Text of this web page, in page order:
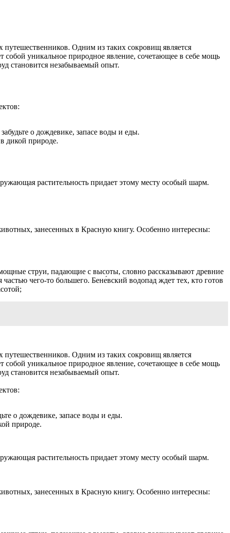
Одним из таких сокровищ является
собой уникальное природное явление, сочетающее в себе мощь
становится незабываемый опыт.
о дождевике, запасе воды и еды.
дикой природе.
растительность придает этому месту особый шарм.
занесенных в Красную книгу. Особенно интересны:
струи, падающие с высоты, словно рассказывают древние
чего-то большего. Бене́вский водопад ждет тех, кто готов
Одним из таких сокровищ является
собой уникальное природное явление, сочетающее в себе мощь
становится незабываемый опыт.
о дождевике, запасе воды и еды.
природе.
растительность придает этому месту особый шарм.
занесенных в Красную книгу. Особенно интересны: